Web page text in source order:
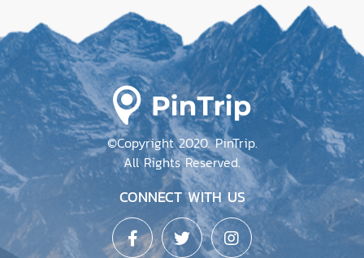
©Copyright 2020. PinTrip.
All Rights Reserved.
CONNECT WITH US